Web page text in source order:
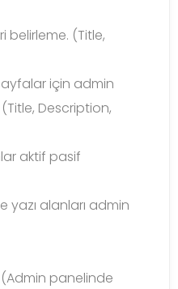
belirleme. (Title,
için admin
Description,
aktif pasif
yazı alanları admin
(Admin panelinde